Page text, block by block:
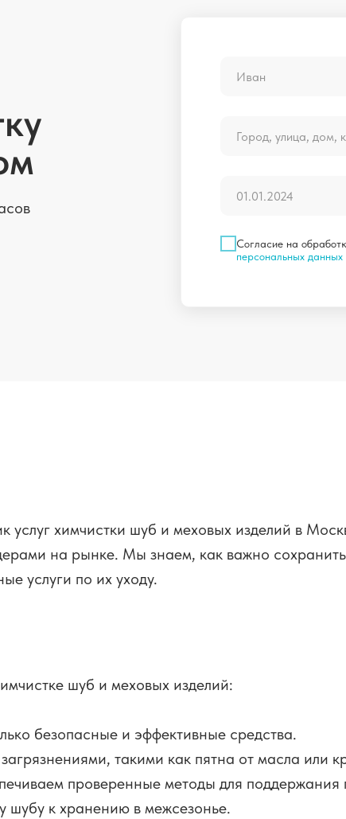
Согласие на
персональных данных
химчистки шуб и меховых изделий в
на рынке. Мы знаем, как важно
услуги по их уходу.
шуб и меховых изделий:
безопасные и эффективные средства.
такими как пятна от масла или
проверенные методы для поддержания
шубу к хранению в межсезонье.